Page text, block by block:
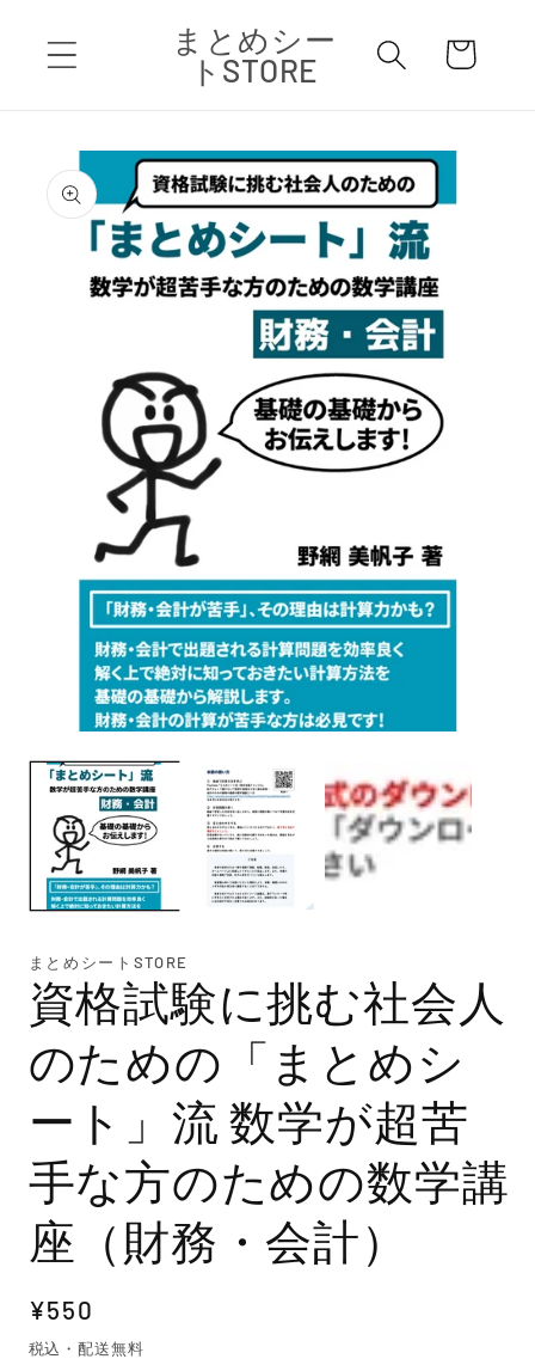
ンツに
進む
まとめシー
トSTORE
ー
商品情
報にス
キップ
ー
ア
を
開
く
まとめシートSTORE
資格試験に挑む社会人
のための「まとめシ
ート」流 数学が超苦
手な方のための数学講
座（財務・会計）
通
常
¥550
税込・配送無料